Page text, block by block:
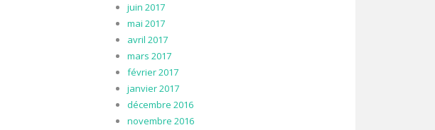
juin 2017
mai 2017
avril 2017
mars 2017
février 2017
janvier 2017
décembre 2016
novembre 2016